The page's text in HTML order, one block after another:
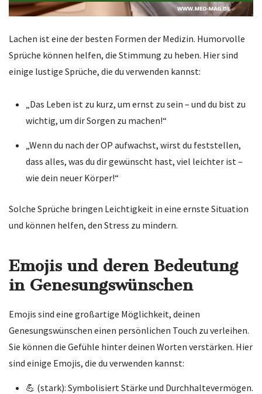
Lachen ist eine der besten Formen der Medizin. Humorvolle
Sprüche können helfen, die Stimmung zu heben. Hier sind
einige lustige Sprüche, die du verwenden kannst:
„Das Leben ist zu kurz, um ernst zu sein – und du bist zu
wichtig, um dir Sorgen zu machen!“
„Wenn du nach der OP aufwachst, wirst du feststellen,
dass alles, was du dir gewünscht hast, viel leichter ist –
wie dein neuer Körper!“
Solche Sprüche bringen Leichtigkeit in eine ernste Situation
und können helfen, den Stress zu mindern.
Emojis und deren Bedeutung
in Genesungswünschen
Emojis sind eine großartige Möglichkeit, deinen
Genesungswünschen einen persönlichen Touch zu verleihen.
Sie können die Gefühle hinter deinen Worten verstärken. Hier
sind einige Emojis, die du verwenden kannst:
💪 (stark): Symbolisiert Stärke und Durchhaltevermögen.